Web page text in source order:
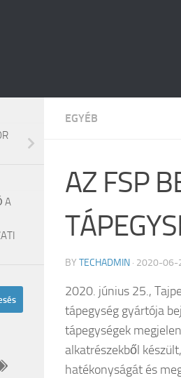
EGYÉB
AZ FSP
BY TECHADMIN · 2020-06-
2020. június 25.,
tápegység gyártója
tápegységek
alkatrészekből
hatékonyságát és
A